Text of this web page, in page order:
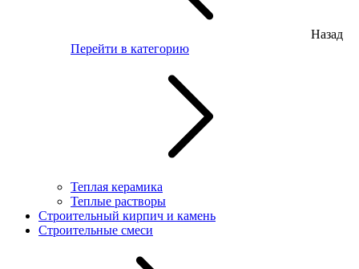
Назад
Перейти в категорию
Теплая керамика
Теплые растворы
Строительный кирпич и камень
Строительные смеси